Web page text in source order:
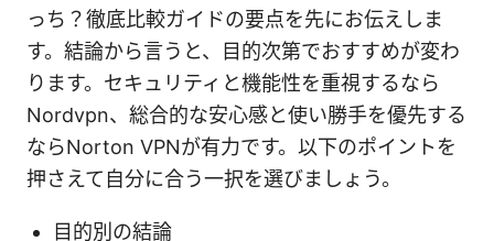
っち？徹底比較ガイドの要点を先にお伝えしま
す。結論から言うと、目的次第でおすすめが変わ
ります。セキュリティと機能性を重視するなら
Nordvpn、総合的な安心感と使い勝手を優先する
ならNorton VPNが有力です。以下のポイントを
押さえて自分に合う一択を選びましょう。
目的別の結論